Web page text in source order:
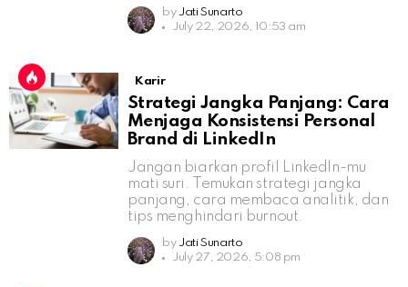
by Jati Sunarto
July 22, 2026, 10:53 am
Karir
Strategi Jangka Panjang: Cara
Menjaga Konsistensi Personal
Brand di LinkedIn
Jangan biarkan profil LinkedIn-mu
mati suri. Temukan strategi jangka
panjang, cara membaca analitik, dan
tips menghindari burnout.
by Jati Sunarto
July 27, 2026, 5:08 pm